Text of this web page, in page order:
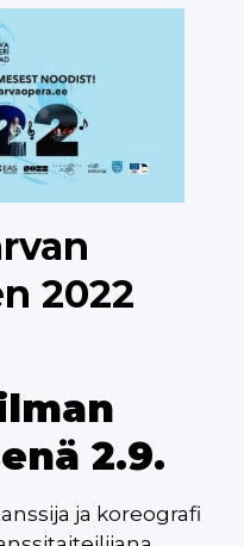
2022
2.9.
ja koreografi